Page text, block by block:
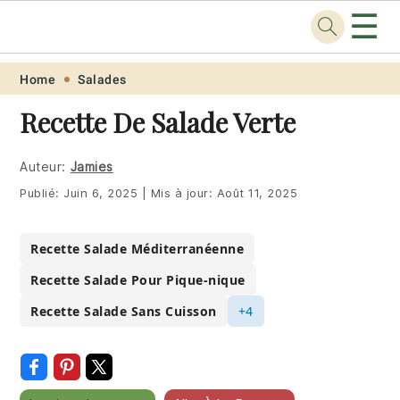
Skip
primary
navigation
Skip
main
content
Skip
primary
sidebar
Skip
footer
Recette.pro ☰
Home Salades
Recette De Salade Verte
Auteur: Jamies
Publié: Juin 6, 2025 Mis à jour: Août 11, 2025
Recette Salade Méditerranéenne
Recette Salade Pour Pique-nique
Recette Salade Sans Cuisson
+4